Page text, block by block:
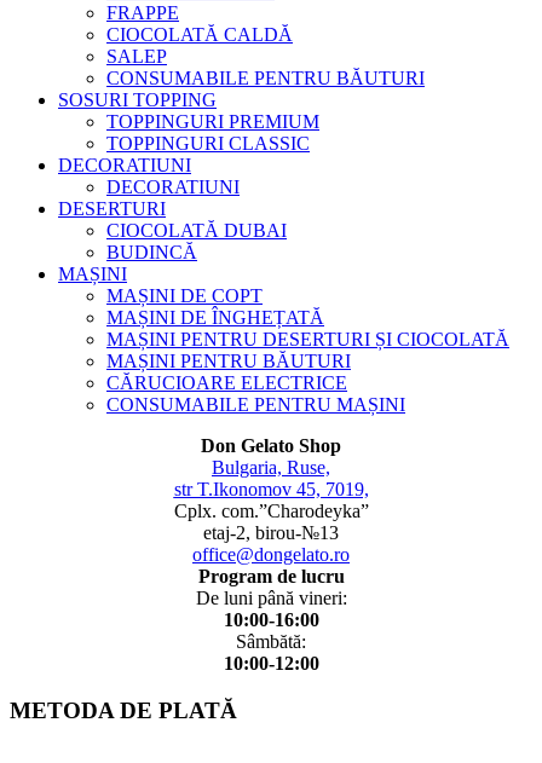
FRAPPE
CIOCOLATĂ CALDĂ
SALEP
CONSUMABILE PENTRU BĂUTURI
SOSURI TOPPING
TOPPINGURI PREMIUM
TOPPINGURI CLASSIC
DECORATIUNI
DECORATIUNI
DESERTURI
CIOCOLATĂ DUBAI
BUDINCĂ
MAȘINI
MAȘINI DE COPT
MAȘINI DE ÎNGHEȚATĂ
MAȘINI PENTRU DESERTURI ȘI CIOCOLATĂ
MAȘINI PENTRU BĂUTURI
CĂRUCIOARE ELECTRICE
CONSUMABILE PENTRU MAȘINI
Don Gelato Shop
Bulgaria, Ruse,
str T.Ikonomov 45, 7019,
Cplx. com.”Charodeyka”
etaj-2, birou-№13
office@dongelato.ro
Program de lucru
De luni până vineri:
10:00-16:00
Sâmbătă:
10:00-12:00
METODA DE PLATĂ